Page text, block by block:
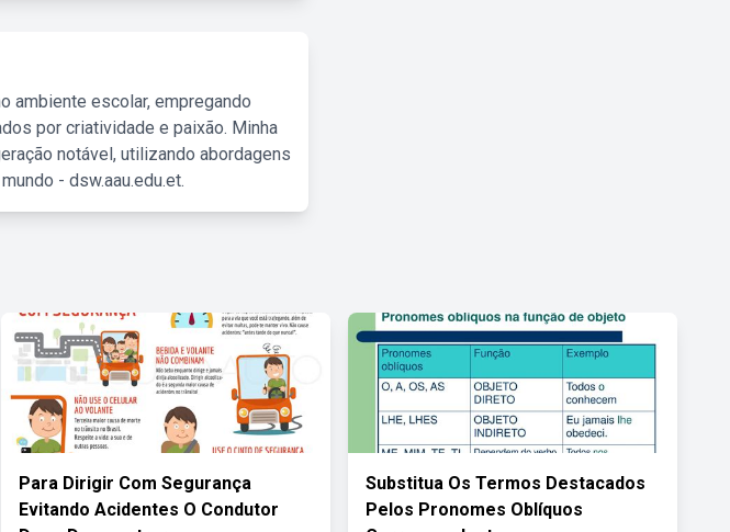
ambiente escolar, empregando
por criatividade e paixão. Minha
notável, utilizando abordagens
- dsw.aau.edu.et.
Para Dirigir Com Segurança
Evitando Acidentes O Condutor
Substitua Os Termos Destacados
Pelos Pronomes Oblíquos